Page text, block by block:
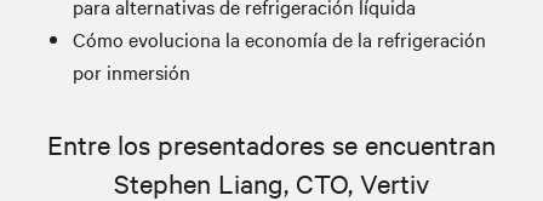
para alternativas de refrigeración líquida
Cómo evoluciona la economía de la refrigeración
por inmersión
Entre los presentadores se encuentran
Stephen Liang, CTO, Vertiv